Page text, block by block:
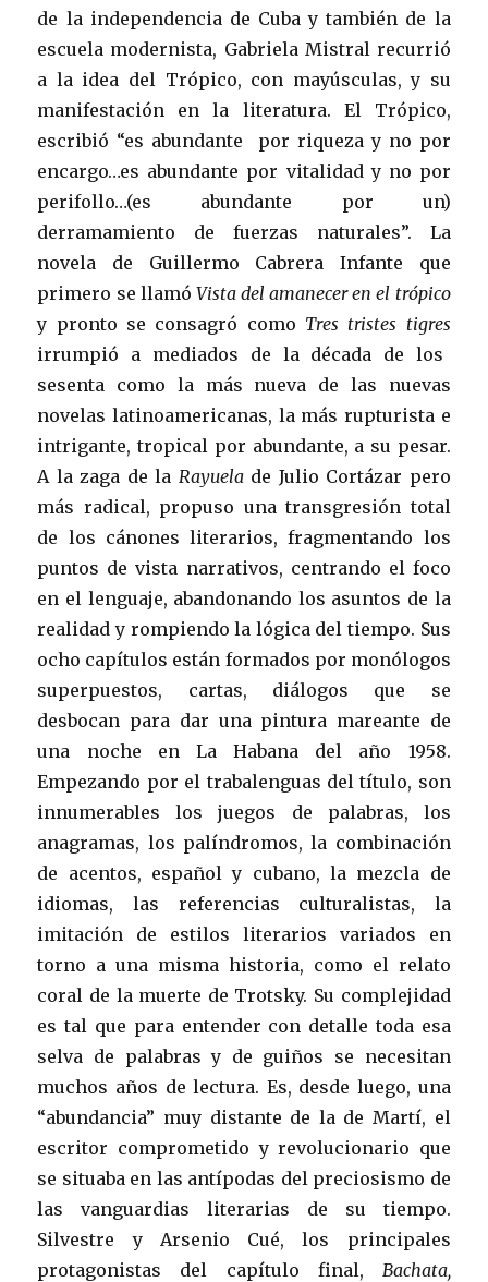
de la independencia de Cuba y también de la
escuela modernista, Gabriela Mistral recurrió
a la idea del Trópico, con mayúsculas, y su
manifestación en la literatura. El Trópico,
escribió “es abundante por riqueza y no por
encargo…es abundante por vitalidad y no por
perifollo…(es abundante por un)
derramamiento de fuerzas naturales”. La
novela de Guillermo Cabrera Infante que
primero se llamó Vista del amanecer en el trópico
y pronto se consagró como Tres tristes tigres
irrumpió a mediados de la década de los
sesenta como la más nueva de las nuevas
novelas latinoamericanas, la más rupturista e
intrigante, tropical por abundante, a su pesar.
A la zaga de la Rayuela de Julio Cortázar pero
más radical, propuso una transgresión total
de los cánones literarios, fragmentando los
puntos de vista narrativos, centrando el foco
en el lenguaje, abandonando los asuntos de la
realidad y rompiendo la lógica del tiempo. Sus
ocho capítulos están formados por monólogos
superpuestos, cartas, diálogos que se
desbocan para dar una pintura mareante de
una noche en La Habana del año 1958.
Empezando por el trabalenguas del título, son
innumerables los juegos de palabras, los
anagramas, los palíndromos, la combinación
de acentos, español y cubano, la mezcla de
idiomas, las referencias culturalistas, la
imitación de estilos literarios variados en
torno a una misma historia, como el relato
coral de la muerte de Trotsky. Su complejidad
es tal que para entender con detalle toda esa
selva de palabras y de guiños se necesitan
muchos años de lectura. Es, desde luego, una
“abundancia” muy distante de la de Martí, el
escritor comprometido y revolucionario que
se situaba en las antípodas del preciosismo de
las vanguardias literarias de su tiempo.
Silvestre y Arsenio Cué, los principales
protagonistas del capítulo final, Bachata,